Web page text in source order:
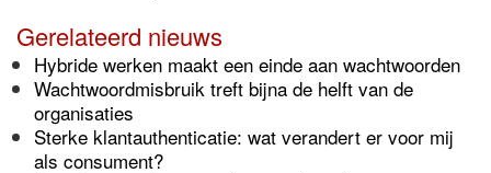
Gerelateerd nieuws
Hybride werken maakt een einde aan wachtwoorden
Wachtwoordmisbruik treft bijna de helft van de
organisaties
Sterke klantauthenticatie: wat verandert er voor mij
als consument?